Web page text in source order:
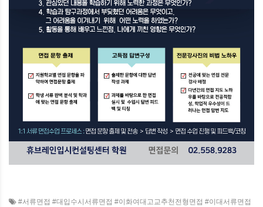
#서류면접 #대입수시서류면접 #이화여대고교추천전형면접 #이대서류면접